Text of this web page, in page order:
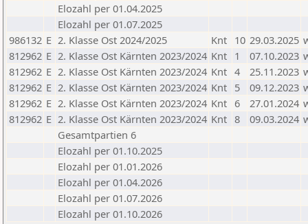
Elozahl per 01.04.2025
Elozahl per 01.07.2025
986132 E 2. Klasse Ost 2024/2025 Knt 10 29.03.2025
812962 E 2. Klasse Ost Kärnten 2023/2024 Knt 1 07.10.2023
812962 E 2. Klasse Ost Kärnten 2023/2024 Knt 4 25.11.2023
812962 E 2. Klasse Ost Kärnten 2023/2024 Knt 5 09.12.2023
812962 E 2. Klasse Ost Kärnten 2023/2024 Knt 6 27.01.2024
812962 E 2. Klasse Ost Kärnten 2023/2024 Knt 8 09.03.2024
Gesamtpartien 6
Elozahl per 01.10.2025
Elozahl per 01.01.2026
Elozahl per 01.04.2026
Elozahl per 01.07.2026
Elozahl per 01.10.2026